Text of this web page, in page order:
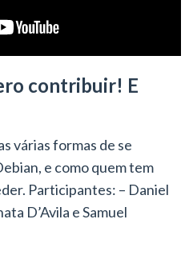
contribuir! E
várias formas de se
e como quem tem
Participantes: – Daniel
D’Avila e Samuel